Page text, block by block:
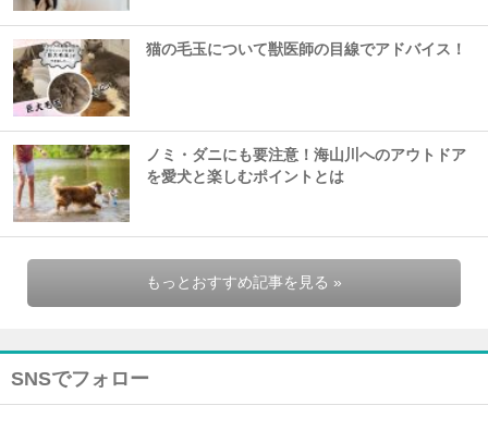
猫の毛玉について獣医師の目線でアドバイス！
ノミ・ダニにも要注意！海山川へのアウトドア
を愛犬と楽しむポイントとは
もっとおすすめ記事を見る »
SNSでフォロー